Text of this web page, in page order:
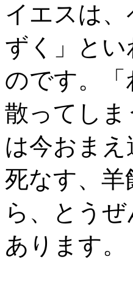
イエスは
ずく」と
のです。
散ってしま
は今おま
死なす、
ら、とう
あります。